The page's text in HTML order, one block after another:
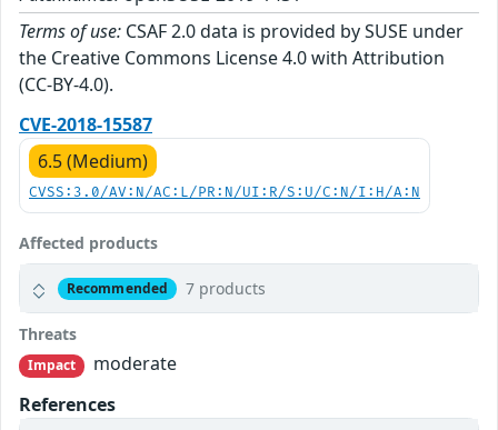
Terms of use: CSAF 2.0 data is provided by SUSE under
the Creative Commons License 4.0 with Attribution
(CC-BY-4.0).
CVE-2018-15587
6.5 (Medium)
CVSS:3.0/AV:N/AC:L/PR:N/UI:R/S:U/C:N/I:H/A:N
Affected products
Recommended 7 products
Threats
Impact
moderate
References